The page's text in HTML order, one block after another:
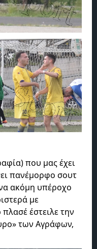
που μας έχει
πανέμορφο σουτ
ακόμη υπέροχο
με
έστειλε την
των Αγράφων,